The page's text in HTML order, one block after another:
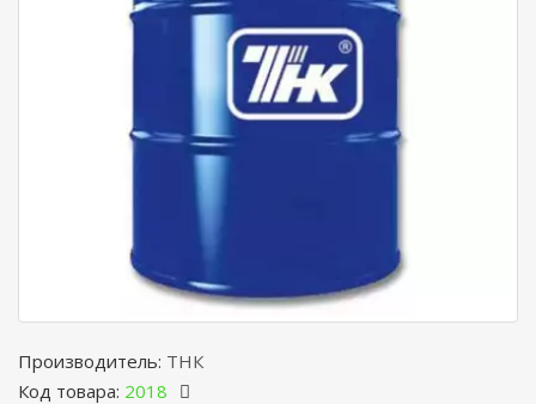
Производитель: ТНК
Код товара: 2018